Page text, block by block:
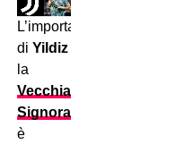
L’importanza
di Yildizper
la
Vecchia
Signora
è